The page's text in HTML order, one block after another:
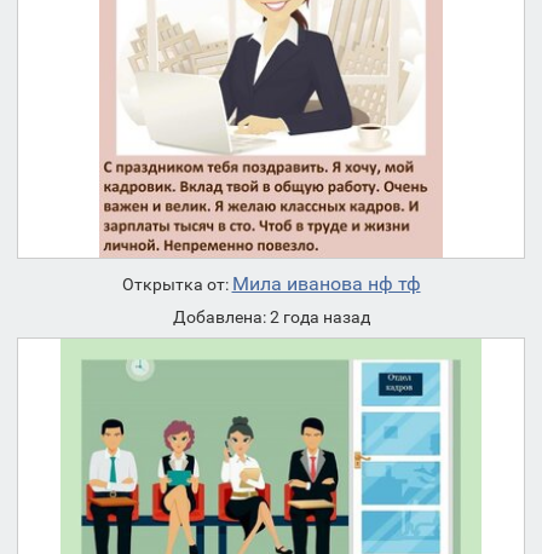
Открытка от: Мила иванова нф тф
Добавлена: 2 года назад